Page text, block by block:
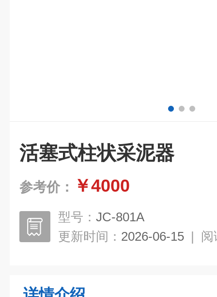
活塞式柱状采泥器
参考价： ￥4000
型号： JC-801A
更新时间： 2026-06-15 | 阅